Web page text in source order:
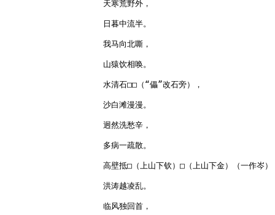
天寒荒野外，
日暮中流半。
我马向北嘶，
山猿饮相唤。
水清石□□（“儡”改石旁），
沙白滩漫漫。
迥然洗愁辛，
多病一疏散。
高壁抵□（上山下钦）□（上山下金）（一作岑）
洪涛越凌乱。
临风独回首，